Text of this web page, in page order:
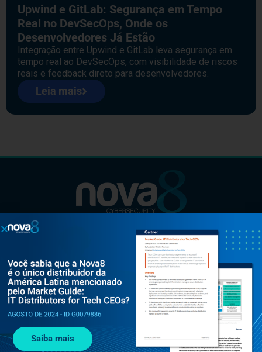
Upwind e GitLab: Segurança em Tempo
Real no DevSecOps, Onde os
Desenvolvedores Já Estão
Integração entre Upwind e GitLab leva segurança em
tempo real ao DevSecOps, com visibilidade de riscos
reais e feedback direto para desenvolvedores.
Leia mais
Al. Rio Negro, 585 - Torre Jaçarí - 13º andar Conjunto 134 -
Alphaville, Barueri - SP, 06454-000
+55 (11) 3375 0133
Saiba mais